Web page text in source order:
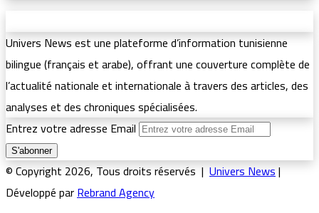
Univers News est une plateforme d’information tunisienne
bilingue (français et arabe), offrant une couverture complète de
l’actualité nationale et internationale à travers des articles, des
analyses et des chroniques spécialisées.
Entrez votre adresse Email
© Copyright 2026, Tous droits réservés |Univers News|
Développé parRebrand Agency